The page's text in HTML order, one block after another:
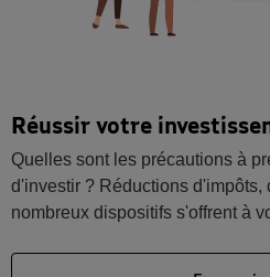
Réussir votre
Quelles sont les précautions à
d'investir ? Réductions d'impôts,
nombreux dispositifs s'offrent à